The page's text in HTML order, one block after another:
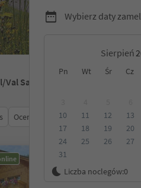
Wybierz daty
Sierpień
Pn Wt Śr Cz
10
11 12 13
17
18 19 20
24
25 26 27
31
Liczba noclegów:0
Val Sarentino
Ocena Kategoria Opcje